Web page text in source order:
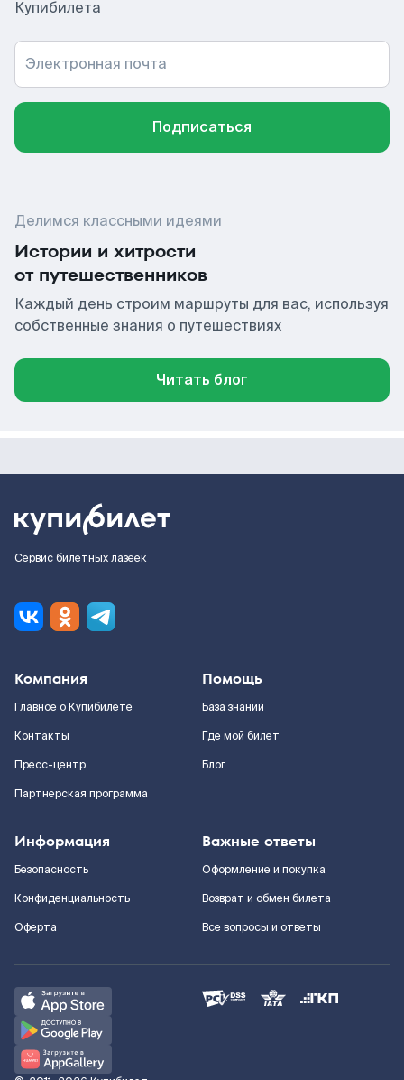
Купибилета
Электронная почта
Подписаться
Делимся классными идеями
Истории и хитрости
от путешественников
Каждый день строим маршруты для вас, используя
собственные знания о путешествиях
Читать блог
Сервис билетных лазеек
Компания
Главное о Купибилете
Контакты
Пресс-центр
Партнерская программа
Помощь
База знаний
Где мой билет
Блог
Информация
Безопасность
Конфиденциальность
Оферта
Важные ответы
Оформление и покупка
Возврат и обмен билета
Все вопросы и ответы